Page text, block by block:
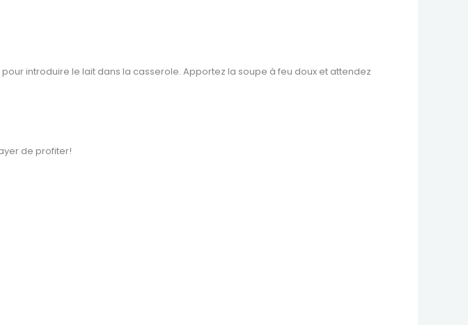
introduire le lait dans la casserole. Apportez la soupe à feu doux et attendez
de profiter!